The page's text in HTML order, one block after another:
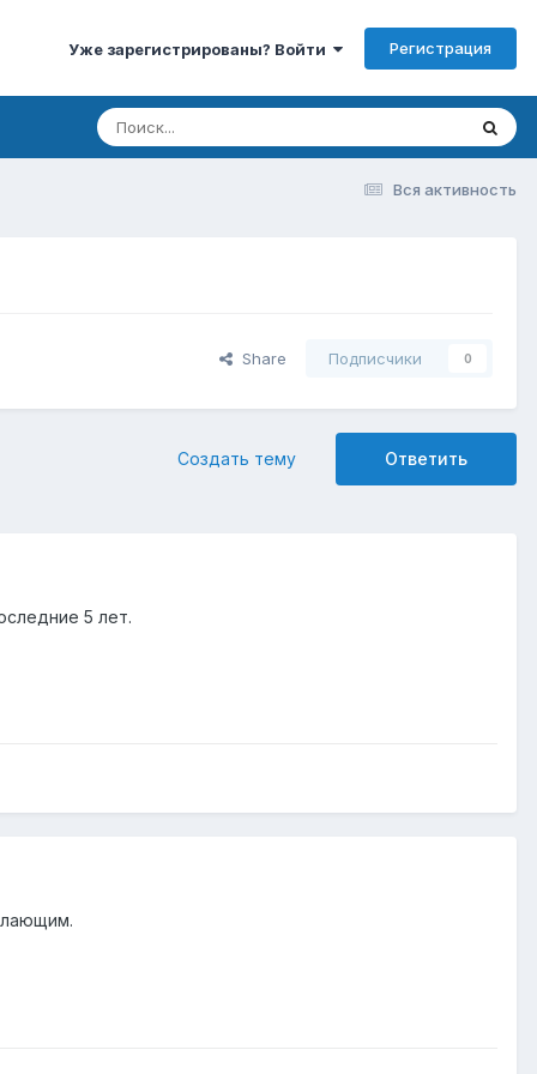
Уже зарегистрированы? Войти Регистрация
Вся активность
Share Подписчики 0
Ответить
Создать тему
5 лет.